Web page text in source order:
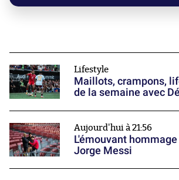
Lifestyle
Maillots, crampons,
de la semaine avec
Aujourd'hui à 21:56
L'émouvant
Jorge Messi